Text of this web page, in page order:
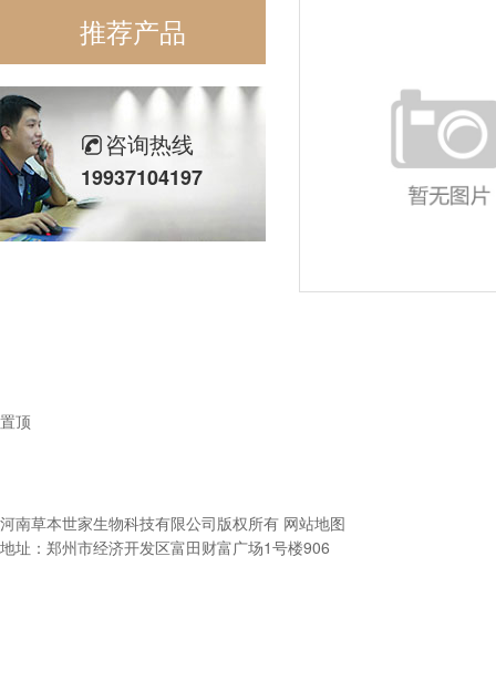
推荐产品
咨询热线
19937104197
置顶
河南草本世家生物科技有限公司版权所有 网站地图
地址：郑州市经济开发区富田财富广场1号楼906